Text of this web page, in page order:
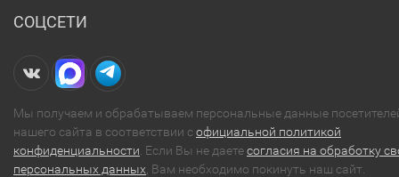
СОЦСЕТИ
Мы получаем и обрабатываем персональные данные
нашего сайта в соответствии софициальной политикой
конфиденциальности . Если Вы не даетесогласия на обработку
персональных данных , Вам необходимо покинуть наш сайт.